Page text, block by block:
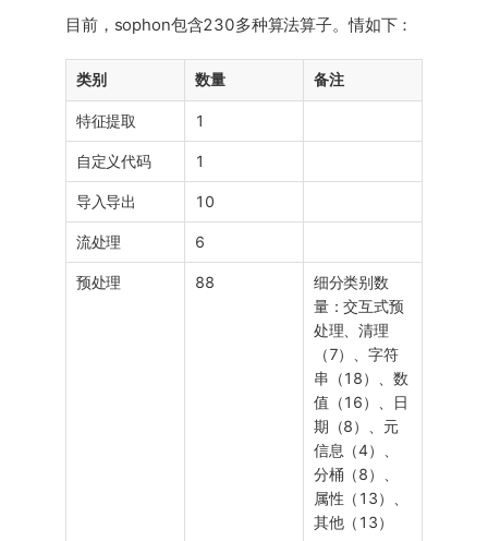
目前，sophon包含230多种算法算子。情如下：
类别 数量 备注
特征提取 1
自定义代码 1
导入导出 10
流处理 6
预处理 88
细分类别数
量：交互式预
处理、清理
（7）、字符
串（18）、数
值（16）、日
期（8）、元
信息（4）、
分桶（8）、
属性（13）、
其他（13）